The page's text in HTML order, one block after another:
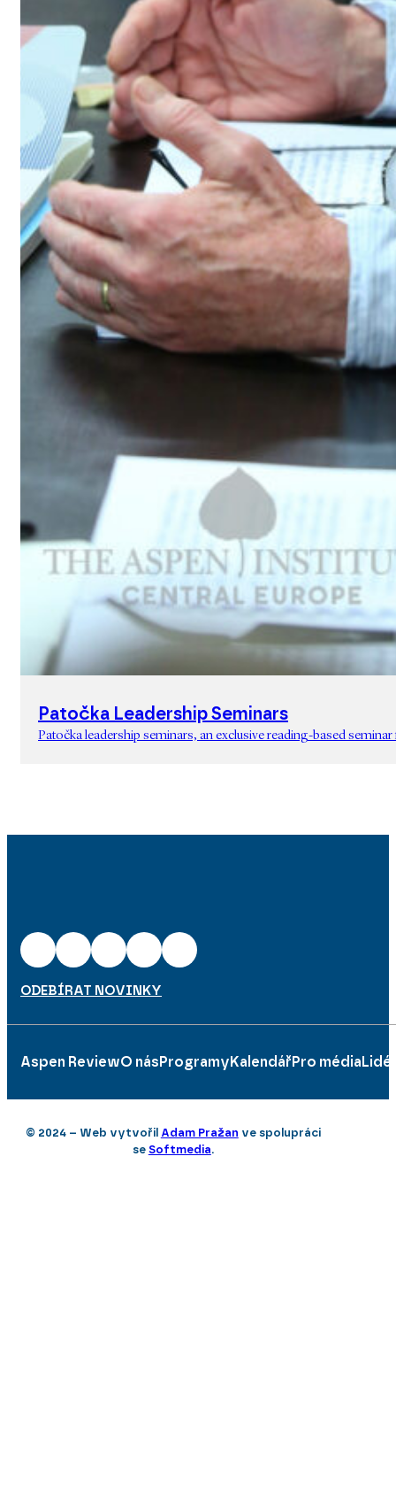
Patočka Leadership Seminars
Patočka leadership seminars, an exclusive reading-based
ODEBÍRAT NOVINKY
Aspen ReviewO násProgramyKalendářPro médiaLidé
© 2024 – Web vytvořil Adam Pražan ve spolupráci
se Softmedia.